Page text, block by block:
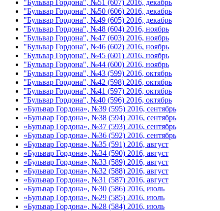
"Бульвар Гордона", №51 (607) 2016, декабрь
"Бульвар Гордона", №50 (606) 2016, декабрь
"Бульвар Гордона", №49 (605) 2016, декабрь
"Бульвар Гордона", №48 (604) 2016, ноябрь
"Бульвар Гордона", №47 (603) 2016, ноябрь
"Бульвар Гордона", №46 (602) 2016, ноябрь
"Бульвар Гордона", №45 (601) 2016, ноябрь
"Бульвар Гордона", №44 (600) 2016, ноябрь
"Бульвар Гордона", №43 (599) 2016, октябрь
"Бульвар Гордона", №42 (598) 2016, октябрь
"Бульвар Гордона", №41 (597) 2016, октябрь
"Бульвар Гордона", №40 (596) 2016, октябрь
«Бульвар Гордона», №39 (595) 2016, сентябрь
«Бульвар Гордона», №38 (594) 2016, сентябрь
«Бульвар Гордона», №37 (593) 2016, сентябрь
«Бульвар Гордона», №36 (592) 2016, сентябрь
«Бульвар Гордона», №35 (591) 2016, август
«Бульвар Гордона», №34 (590) 2016, август
«Бульвар Гордона», №33 (589) 2016, август
«Бульвар Гордона», №32 (588) 2016, август
«Бульвар Гордона», №31 (587) 2016, август
«Бульвар Гордона», №30 (586) 2016, июль
«Бульвар Гордона», №29 (585) 2016, июль
«Бульвар Гордона», №28 (584) 2016, июль